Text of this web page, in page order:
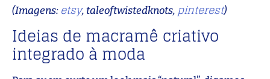
(Imagens: etsy, taleoftwistedknots, pinterest)
Ideias de macramê criativo
integrado à moda